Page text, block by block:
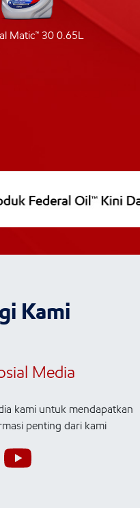
Matic™ 30 0.65L
Kami
Media
kami untuk mendapatkan
penting dari kami